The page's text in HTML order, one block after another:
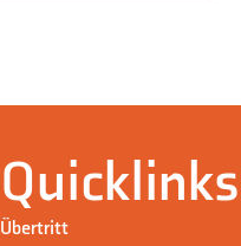
Quicklinks
Übertritt